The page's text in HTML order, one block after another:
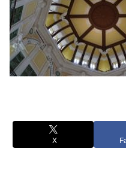
X